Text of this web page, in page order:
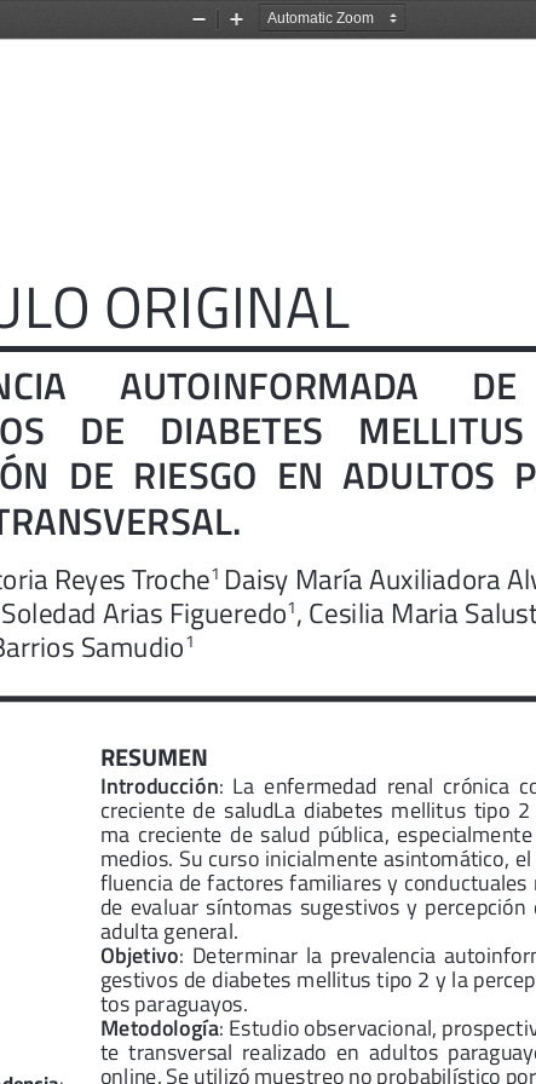
Zoom
Zoom
RESUMEN
ORIGINAL
AUTOINFORMADA
DE    DIABETES
DE  RIESGO  EN  ADULTOS
Reyes Troche1 Daisy María Auxiliadora
Arias Figueredo1 , Cesilia Maria
Samudio 1
Introducción:  La  enfermedad  renal  crónica
creciente  de  saludLa  diabetes  mellitus  tipo
ma  creciente  de  salud  pública,
medios. Su curso inicialmente asintomático,
fluencia de factores familiares y
de  evaluar  síntomas  sugestivos  y  percepción
adulta general.
Objetivo:  Determinar  la  prevalencia
gestivos de diabetes mellitus tipo 2 y la
tos paraguayos.
Metodología: Estudio observacional,
te  transversal  realizado  en  adultos
online. Se utilizó muestreo no probabilístico
: